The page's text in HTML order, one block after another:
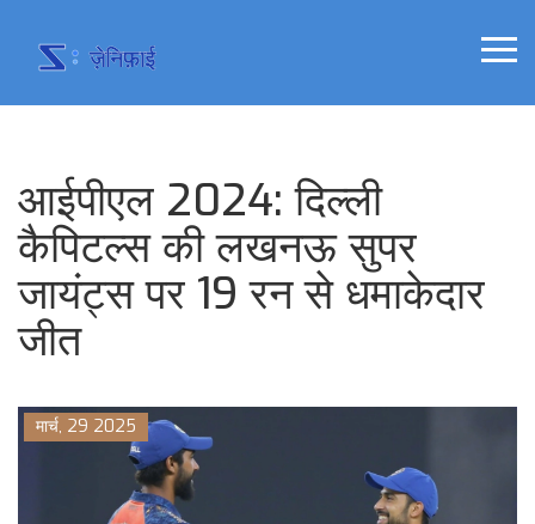
आईपीएल 2024: दिल्ली
कैपिटल्स की लखनऊ सुपर
जायंट्स पर 19 रन से धमाकेदार
जीत
मार्च, 29 2025